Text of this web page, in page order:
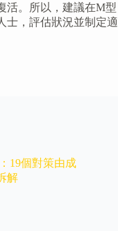
活。所以，建議在M型
士，評估狀況並制定適
19個對策由成
解